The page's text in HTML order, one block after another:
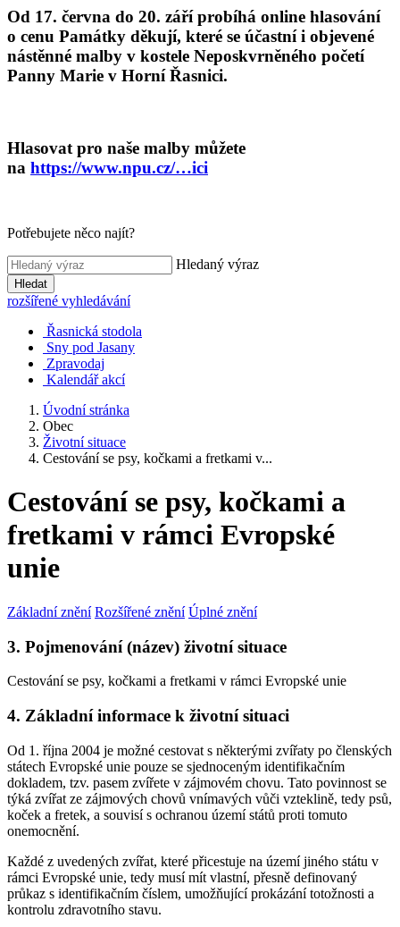
Od 17. června do 20. září probíhá online hlasování
o cenu Památky děkují, které se účastní i objevené
nástěnné malby v kostele Neposkvrněného početí
Panny Marie v Horní Řasnici.
Hlasovat pro naše malby můžete
na https://www.npu.cz/…ici
Potřebujete něco najít?
Hledaný výraz
Hledat
rozšířené vyhledávání
Řasnická stodola
Sny pod Jasany
Zpravodaj
Kalendář akcí
Úvodní stránka
Obec
Životní situace
Cestování se psy, kočkami a fretkami v...
Cestování se psy, kočkami a
fretkami v rámci Evropské
unie
Základní znění Rozšířené znění Úplné znění
3. Pojmenování (název) životní situace
Cestování se psy, kočkami a fretkami v rámci Evropské unie
4. Základní informace k životní situaci
Od 1. října 2004 je možné cestovat s některými zvířaty po členských
státech Evropské unie pouze se sjednoceným identifikačním
dokladem, tzv. pasem zvířete v zájmovém chovu. Tato povinnost se
týká zvířat ze zájmových chovů vnímavých vůči vzteklině, tedy psů,
koček a fretek, a souvisí s ochranou území států proti tomuto
onemocnění.
Každé z uvedených zvířat, které přicestuje na území jiného státu v
rámci Evropské unie, tedy musí mít vlastní, přesně definovaný
průkaz s identifikačním číslem, umožňující prokázání totožnosti a
kontrolu zdravotního stavu.